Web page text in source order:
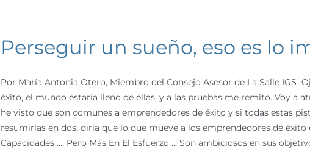
Perseguir un sueño, eso es lo
Por María Antonia Otero, Miembro del Consejo Asesor de La Salle IGS
éxito, el mundo estaría lleno de ellas, y a las pruebas me remito. Voy a
he visto que son comunes a emprendedores de éxito y si todas estas
resumirlas en dos, diría que lo que mueve a los emprendedores de
Capacidades …, Pero Más En El Esfuerzo … Son ambiciosos en sus